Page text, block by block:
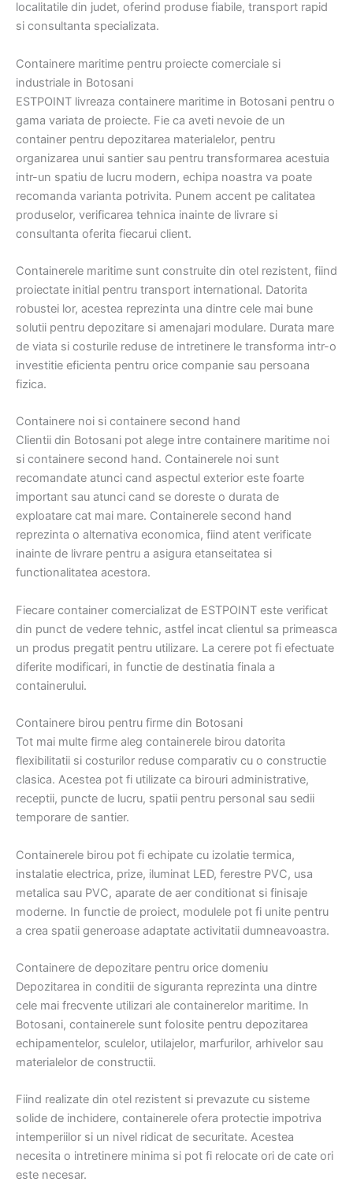
localitatile din judet, oferind produse fiabile, transport rapid
si consultanta specializata.
Containere maritime pentru proiecte comerciale si
industriale in Botosani
ESTPOINT livreaza containere maritime in Botosani pentru o
gama variata de proiecte. Fie ca aveti nevoie de un
container pentru depozitarea materialelor, pentru
organizarea unui santier sau pentru transformarea acestuia
intr-un spatiu de lucru modern, echipa noastra va poate
recomanda varianta potrivita. Punem accent pe calitatea
produselor, verificarea tehnica inainte de livrare si
consultanta oferita fiecarui client.
Containerele maritime sunt construite din otel rezistent, fiind
proiectate initial pentru transport international. Datorita
robustei lor, acestea reprezinta una dintre cele mai bune
solutii pentru depozitare si amenajari modulare. Durata mare
de viata si costurile reduse de intretinere le transforma intr-o
investitie eficienta pentru orice companie sau persoana
fizica.
Containere noi si containere second hand
Clientii din Botosani pot alege intre containere maritime noi
si containere second hand. Containerele noi sunt
recomandate atunci cand aspectul exterior este foarte
important sau atunci cand se doreste o durata de
exploatare cat mai mare. Containerele second hand
reprezinta o alternativa economica, fiind atent verificate
inainte de livrare pentru a asigura etanseitatea si
functionalitatea acestora.
Fiecare container comercializat de ESTPOINT este verificat
din punct de vedere tehnic, astfel incat clientul sa primeasca
un produs pregatit pentru utilizare. La cerere pot fi efectuate
diferite modificari, in functie de destinatia finala a
containerului.
Containere birou pentru firme din Botosani
Tot mai multe firme aleg containerele birou datorita
flexibilitatii si costurilor reduse comparativ cu o constructie
clasica. Acestea pot fi utilizate ca birouri administrative,
receptii, puncte de lucru, spatii pentru personal sau sedii
temporare de santier.
Containerele birou pot fi echipate cu izolatie termica,
instalatie electrica, prize, iluminat LED, ferestre PVC, usa
metalica sau PVC, aparate de aer conditionat si finisaje
moderne. In functie de proiect, modulele pot fi unite pentru
a crea spatii generoase adaptate activitatii dumneavoastra.
Containere de depozitare pentru orice domeniu
Depozitarea in conditii de siguranta reprezinta una dintre
cele mai frecvente utilizari ale containerelor maritime. In
Botosani, containerele sunt folosite pentru depozitarea
echipamentelor, sculelor, utilajelor, marfurilor, arhivelor sau
materialelor de constructii.
Fiind realizate din otel rezistent si prevazute cu sisteme
solide de inchidere, containerele ofera protectie impotriva
intemperiilor si un nivel ridicat de securitate. Acestea
necesita o intretinere minima si pot fi relocate ori de cate ori
este necesar.